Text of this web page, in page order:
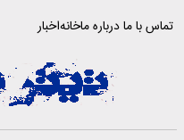
تماس با مادرباره ماخانهاخبار